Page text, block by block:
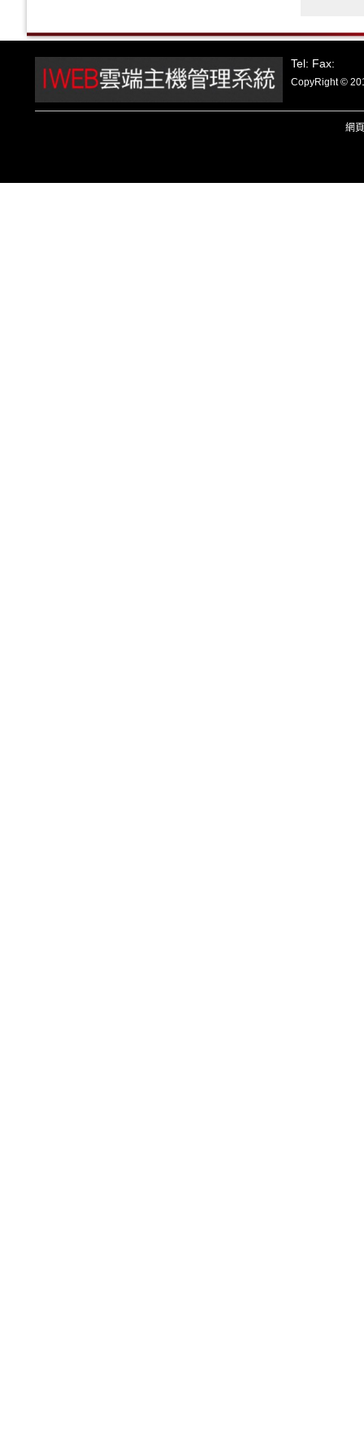
Tel: Fax:
CopyRight ©
網